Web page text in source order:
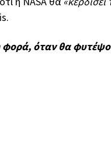
φορά, όταν θα